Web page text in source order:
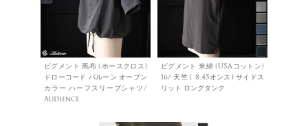
ピグメント 馬布 (ホースクロス)
ドローコード バルーン オープン
カラー ハーフスリーブシャツ/
Audience
ピグメント 米綿 (USAコットン)
16/-天竺 ( 8.45オンス) サイドス
リット ロングタンク